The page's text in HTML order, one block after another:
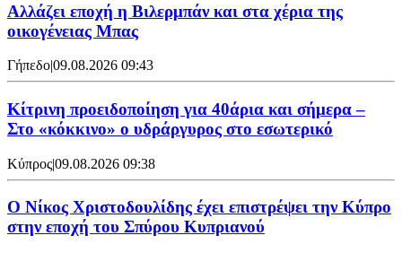
Aλλάζει εποχή η Βιλερμπάν και στα χέρια της
οικογένειας Μπας
Γήπεδο|09.08.2026 09:43
Κίτρινη προειδοποίηση για 40άρια και σήμερα –
Στο «κόκκινο» ο υδράργυρος στο εσωτερικό
Κύπρος|09.08.2026 09:38
Ο Νίκος Χριστοδουλίδης έχει επιστρέψει την Κύπρο
στην εποχή του Σπύρου Κυπριανού